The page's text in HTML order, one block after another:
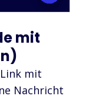
mit
mit
Nachricht